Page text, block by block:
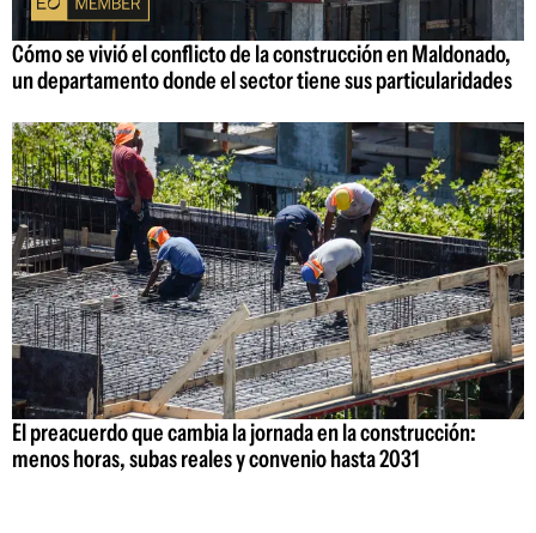
Cómo se vivió el conflicto de la construcción en Maldonado,
un departamento donde el sector tiene sus particularidades
El preacuerdo que cambia la jornada en la construcción:
menos horas, subas reales y convenio hasta 2031